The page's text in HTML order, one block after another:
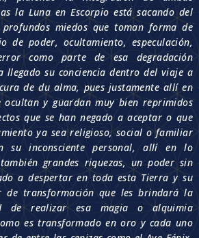
la Luna en Escorpio está sacando del
profundos miedos que toman forma de
de poder, ocultamiento, especulación,
como parte de esa degradación
llegado su conciencia dentro del viaje a
de du alma, pues justamente allí en
y guardan muy bien reprimidos
que se han negado a aceptar o que
ya sea religioso, social o familiar
su inconsciente personal, allí en lo
grandes riquezas, un poder sin
a despertar en toda esta Tierra y su
de transformación que les brindará la
de realizar esa magia o alquimia
es transformado en oro y cada uno